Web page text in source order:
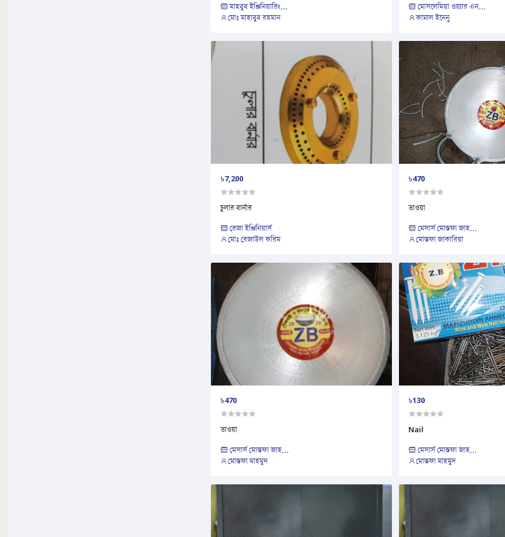
মাহবুব ইঞ্জিনিয়ারিং...
মোঃ মাহাবুব রহমান
মোসলেমিয়া ওয়্যার এন...
কামাল ইনেনু
৳7,200
চুলার বার্নার
রেজা ইঞ্জিনিয়ার্স
মোঃ রেজাউল করিম
৳470
তাওয়া
মেসার্স মোস্তফা জাহ...
মোস্তফা জাকারিয়া
৳470
তাওয়া
মেসার্স মোস্তফা জাহ...
মোস্তফা মাহমুদ
৳130
Nail
মেসার্স মোস্তফা জাহ...
মোস্তফা মাহমুদ